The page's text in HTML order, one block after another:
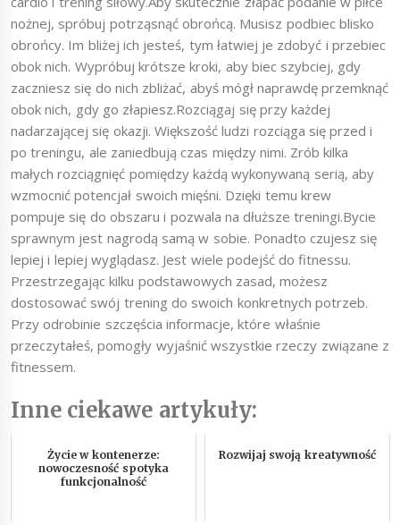
nożnej, spróbuj potrząsnąć obrońcą. Musisz podbiec blisko
obrońcy. Im bliżej ich jesteś, tym łatwiej je zdobyć i przebiec
obok nich. Wypróbuj krótsze kroki, aby biec szybciej, gdy
zaczniesz się do nich zbliżać, abyś mógł naprawdę przemknąć
obok nich, gdy go złapiesz.Rozciągaj się przy każdej
nadarzającej się okazji. Większość ludzi rozciąga się przed i
po treningu, ale zaniedbują czas między nimi. Zrób kilka
małych rozciągnięć pomiędzy każdą wykonywaną serią, aby
wzmocnić potencjał swoich mięśni. Dzięki temu krew
pompuje się do obszaru i pozwala na dłuższe treningi.Bycie
sprawnym jest nagrodą samą w sobie. Ponadto czujesz się
lepiej i lepiej wyglądasz. Jest wiele podejść do fitnessu.
Przestrzegając kilku podstawowych zasad, możesz
dostosować swój trening do swoich konkretnych potrzeb.
Przy odrobinie szczęścia informacje, które właśnie
przeczytałeś, pomogły wyjaśnić wszystkie rzeczy związane z
fitnessem.
Inne ciekawe artykuły:
Życie w kontenerze:
nowoczesność spotyka
funkcjonalność
Rozwijaj swoją kreatywność